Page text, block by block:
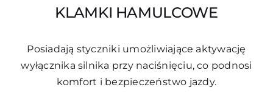
KLAMKI HAMULCOWE
Posiadają styczniki umożliwiające aktywację
wyłącznika silnika przy naciśnięciu, co podnosi
komfort i bezpieczeństwo jazdy.